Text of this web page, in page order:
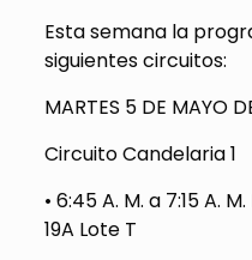
Esta semana la
siguientes circuitos:
MARTES 5 DE MAYO
Circuito Candelaria 1
• 6:45 A. M. a 7:15 A.
19A Lote T